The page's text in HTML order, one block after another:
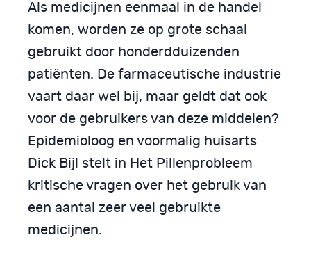
Als medicijnen eenmaal in de handel
komen, worden ze op grote schaal
gebruikt door honderdduizenden
patiënten. De farmaceutische industrie
vaart daar wel bij, maar geldt dat ook
voor de gebruikers van deze middelen?
Epidemioloog en voormalig huisarts
Dick Bijl stelt in Het Pillenprobleem
kritische vragen over het gebruik van
een aantal zeer veel gebruikte
medicijnen.